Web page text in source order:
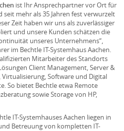
ist Ihr Ansprechpartner vor Ort für
seit mehr als 35 Jahren fest verwurzelt
Zeit haben wir uns als zuverlässiger
und unsere Kunden schätzen die
unseres Unternehmens“,
im Bechtle IT-Systemhaus Aachen.
Mitarbeiter des Standorts
Client Management, Server &
Software und Digital
So bietet Bechtle etwa Remote
sowie Storage von HP,
IT-Systemhauses Aachen liegen in
Betreuung von kompletten IT-